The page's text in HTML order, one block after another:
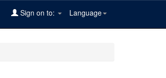
Language
Sign on to: